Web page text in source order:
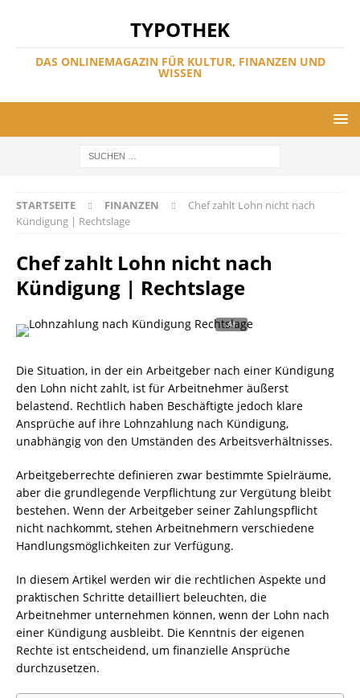
TYPOTHEK
DAS ONLINEMAGAZIN FÜR KULTUR, FINANZEN UND
WISSEN
STARTSEITE FINANZEN
Chef zahlt Lohn nicht nach
Kündigung | Rechtslage
Chef zahlt Lohn nicht nach
Kündigung | Rechtslage
Die Situation, in der ein Arbeitgeber nach einer Kündigung
den Lohn nicht zahlt, ist für Arbeitnehmer äußerst
belastend. Rechtlich haben Beschäftigte jedoch klare
Ansprüche auf ihre Lohnzahlung nach Kündigung,
unabhängig von den Umständen des Arbeitsverhältnisses.
Arbeitgeberrechte definieren zwar bestimmte Spielräume,
aber die grundlegende Verpflichtung zur Vergütung bleibt
bestehen. Wenn der Arbeitgeber seiner Zahlungspflicht
nicht nachkommt, stehen Arbeitnehmern verschiedene
Handlungsmöglichkeiten zur Verfügung.
In diesem Artikel werden wir die rechtlichen Aspekte und
praktischen Schritte detailliert beleuchten, die
Arbeitnehmer unternehmen können, wenn der Lohn nach
einer Kündigung ausbleibt. Die Kenntnis der eigenen
Rechte ist entscheidend, um finanzielle Ansprüche
durchzusetzen.